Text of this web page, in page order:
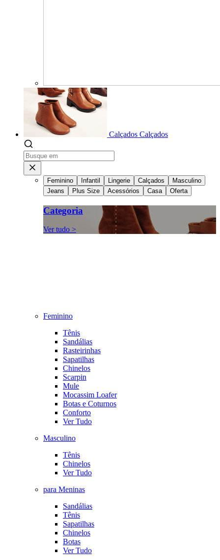
Calçados Calçados
Feminino Infantil Lingerie Calçados
Masculino
Jeans
Plus Size Acessórios Casa Oferta
Categoria
Ver tudo >
Feminino
Tênis
Sandálias
Rasteirinhas
Sapatilhas
Chinelos
Scarpin
Mule
Mocassim Loafer
Botas e Coturnos
Conforto
Ver Tudo
Masculino
Tênis
Chinelos
Ver Tudo
para Meninas
Sandálias
Tênis
Sapatilhas
Chinelos
Botas
Ver Tudo